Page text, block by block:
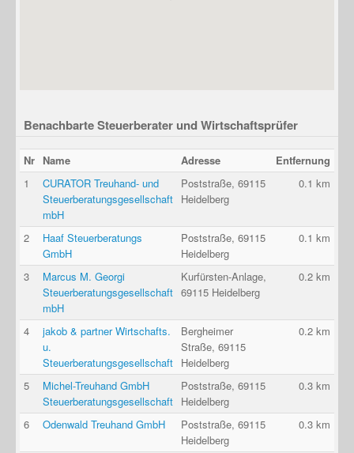
Benachbarte Steuerberater und Wirtschaftsprüfer
Nr Name Adresse
Entfernung
1
CURATOR Treuhand- und
Steuerberatungsgesellschaft
mbH
Poststraße, 69115
Heidelberg
0.1 km
2
Haaf Steuerberatungs
GmbH
Poststraße, 69115
Heidelberg
0.1 km
3
Marcus M. Georgi
Steuerberatungsgesellschaft
mbH
Kurfürsten-Anlage,
69115 Heidelberg
0.2 km
4
jakob & partner Wirtschafts.
u.
Steuerberatungsgesellschaft
Bergheimer
Straße, 69115
Heidelberg
0.2 km
5
Michel-Treuhand GmbH
Steuerberatungsgesellschaft
Poststraße, 69115
Heidelberg
0.3 km
6 Odenwald Treuhand GmbH
Poststraße, 69115
Heidelberg
0.3 km